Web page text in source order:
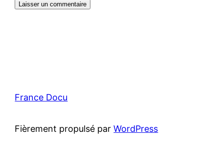
France Docu
Fièrement propulsé parWordPress